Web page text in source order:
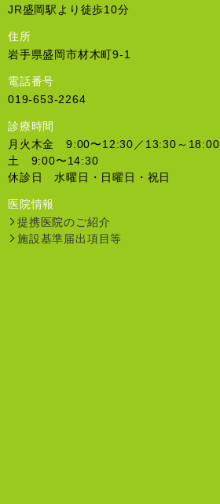
JR盛岡駅より徒歩10分
住所
岩手県盛岡市材木町9-1
電話番号
019-653-2264
診療時間
月火木金 9:00〜12:30／13:30～18:00
土 9:00〜14:30
休診日 水曜日・日曜日・祝日
医院情報
提携医院のご紹介
施設基準届出項目等